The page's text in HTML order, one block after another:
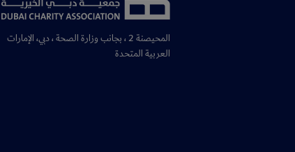
المحيصنة 2 ، بجانب وزارة الصحة ، دبي، الإمارات
العربية المتحدة